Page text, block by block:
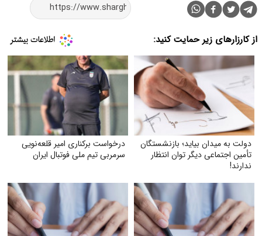
از کارزارهای زیر حمایت کنید:
دولت به میدان بیاید؛ بازنشستگان
تأمین اجتماعی دیگر توان انتظار
ندارند!
درخواست برکناری امیر قلعه‌نویی
سرمربی تیم ملی فوتبال ایران